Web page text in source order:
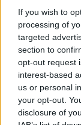
If you wish to
processing of
targeted
section to
opt-out request
interest-based
us or personal
your opt-out.
disclosure of
Φορμές
XL
Πανωφόρια
STOCKΗΟΤ
Aξεσουάρ
Κοσμήματα